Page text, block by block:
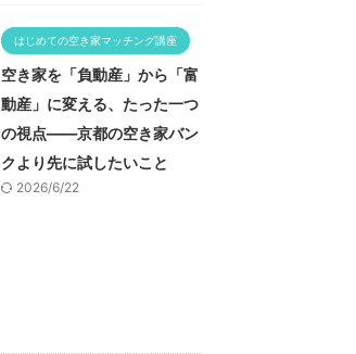
はじめての空き家マッチング講座
空き家を「負動産」から「富
動産」に変える、たった一つ
の視点——京都の空き家バン
クより先に試したいこと
2026/6/22